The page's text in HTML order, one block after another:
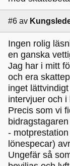
#6 av
Ingen rolig
en ganska
Jag har i mitt
och era
inget
intervjuer och
Precis som vi
-
lönespecar)
Ungefär så